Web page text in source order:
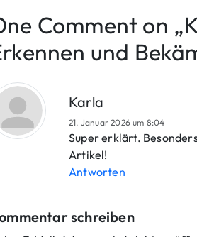
Comment on
und
Karla
21. Januar 2026 um 8:04
Super erklärt.
Artikel!
Antworten
schreiben